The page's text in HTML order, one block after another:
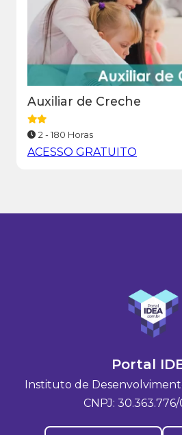
Auxiliar de Creche
2 - 180 Horas
ACESSO GRATUITO
Portal
Instituto de
CNPJ: